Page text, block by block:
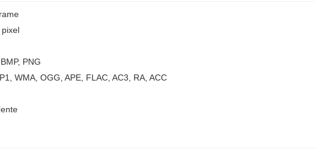
pixel
PNG
WMA, OGG, APE, FLAC, AC3, RA, ACC